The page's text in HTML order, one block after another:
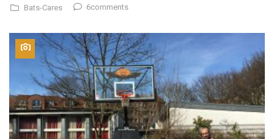
Bats-Cares 6comments